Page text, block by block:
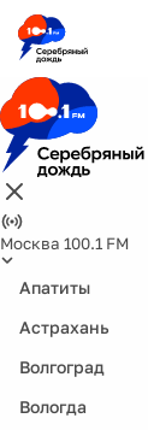
Москва 100.1 FM
Апатиты
Астрахань
Волгоград
Вологда